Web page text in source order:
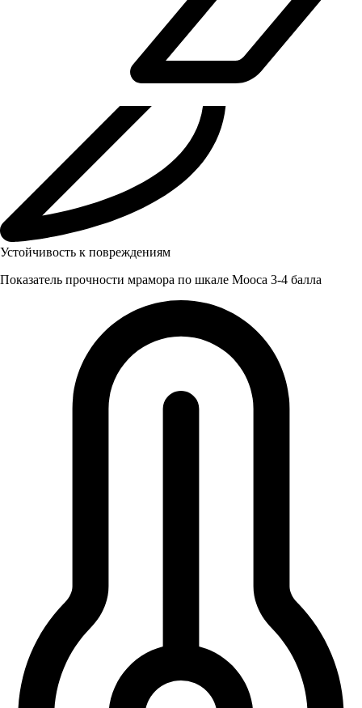
Устойчивость к повреждениям
Показатель прочности мрамора по шкале Мооса 3-4 балла